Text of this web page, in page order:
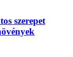
szerepet